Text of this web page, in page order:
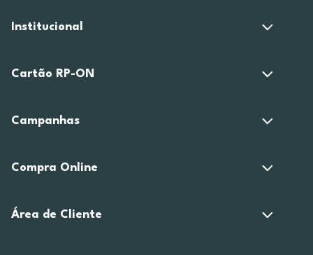
Institucional
Cartão RP-ON
Campanhas
Compra Online
Área de Cliente